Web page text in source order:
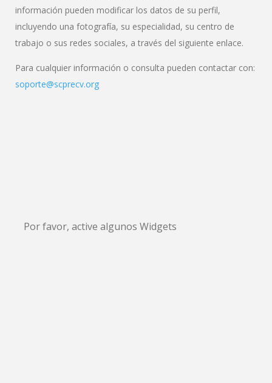
información pueden modificar los datos de su perfil,
incluyendo una fotografía, su especialidad, su centro de
trabajo o sus redes sociales, a través del siguiente enlace.
Para cualquier información o consulta pueden contactar con:
soporte@scprecv.org
Por favor, active algunos Widgets